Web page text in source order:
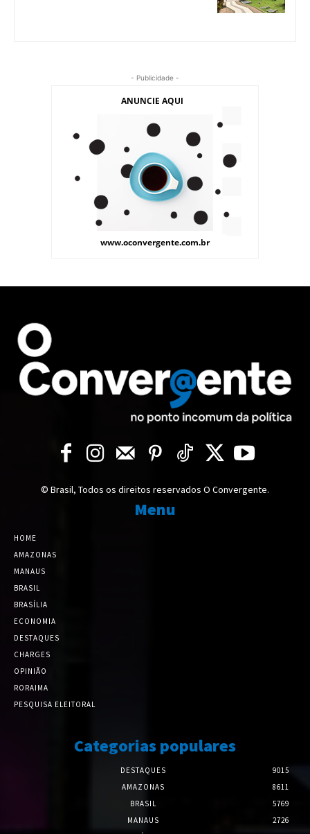
- Publicidade -
© Brasil, Todos os direitos reservados O Convergente.
Menu
HOME
AMAZONAS
MANAUS
BRASIL
BRASÍLIA
ECONOMIA
DESTAQUES
CHARGES
OPINIÃO
RORAIMA
PESQUISA ELEITORAL
Categorias populares
DESTAQUES
9015
AMAZONAS
8611
BRASIL
5769
MANAUS
2726